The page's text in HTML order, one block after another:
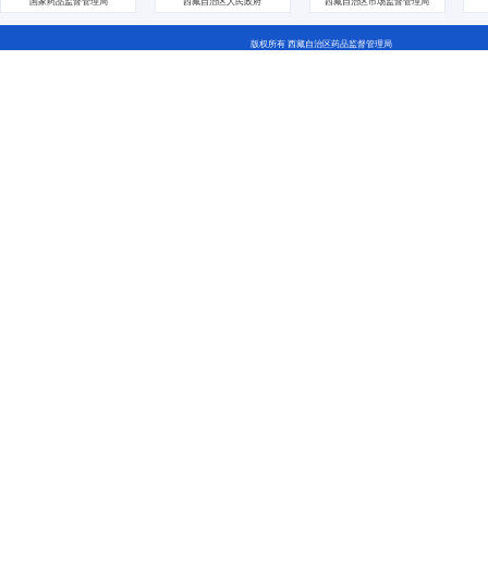
版权所有 西藏自治区药品监督管理局